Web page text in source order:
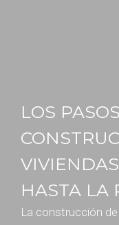
LOS
HASTA LA
La construcción